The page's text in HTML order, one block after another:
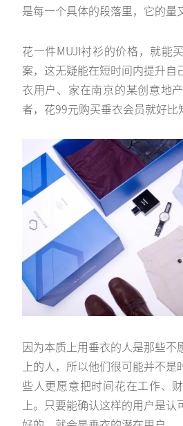
是每一个具体的段落里，它的量
花一件MUJI衬衫的价格，就能
案，这无疑能在短时间内提升自
衣用户、家在南京的某创意地
者，花99元购买垂衣会员就好比
因为本质上用垂衣的人是那些不
上的人，所以他们很可能并不
些人更愿意把时间花在工作、
上。只要能确认这样的用户是